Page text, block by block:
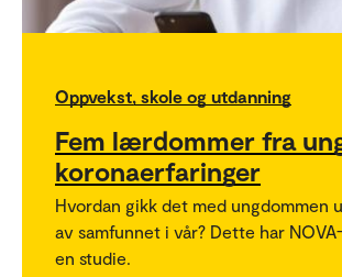
Oppvekst, skole og utdanning
Fem lærdommer fra
koronaerfaringer
Hvordan gikk det med ungdommen
av samfunnet i vår? Dette har
en studie.